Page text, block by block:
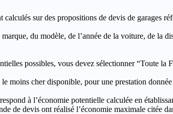
sur des propositions de devis de garages
du modèle, de l’année de la voiture, de la
possibles, vous devez sélectionner “Toute la
cher disponible, pour une prestation donnée
à l’économie potentielle calculée en
de devis ont réalisé l’économie maximale citée